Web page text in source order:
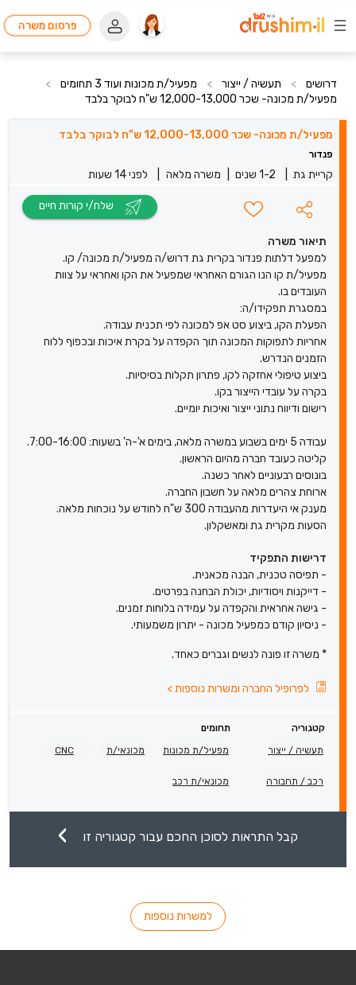
פרסום משרה
דרושים > תעשיה / ייצור > מפעיל/ת מכונות ועוד 3 תחומים
>
מפעיל/ת מכונה- שכר 12,000-13,000 ש"ח לבוקר בלבד
מפעיל/ת מכונה- שכר 12,000-13,000 ש"ח לבוקר בלבד
פנדור
קריית גת 1-2 שנים משרה מלאה לפני 14 שעות
תיאור משרה
למפעל דלתות פנדור בקרית גת דרוש/ה מפעיל/ת מכונה/ קו.
מפעיל/ת קו הנו הגורם האחראי שמפעיל את הקו ואחראי על צוות
העובדים בו.
במסגרת תפקידו/ה:
הפעלת הקו, ביצוע סט אפ למכונה לפי תכנית עבודה.
אחריות לתפוקות המכונה תוך הקפדה על בקרת איכות ובכפוף ללוח
הזמנים הנדרש.
ביצוע טיפולי אחזקה לקו, פתרון תקלות בסיסיות.
בקרה על עובדי הייצור בקו.
רישום ודיווח נתוני ייצור ואיכות יומיים.
עבודה 5 ימים בשבוע במשרה מלאה, בימים א'-ה' בשעות: 7:00-16:00.
קליטה כעובד חברה מהיום הראשון.
בונוסים רבעוניים לאחר כשנה.
ארוחת צהרים מלאה על חשבון החברה.
מענק אי היעדרות מהעבודה 300 ש"ח לחודש על נוכחות מלאה.
הסעות מקרית גת ומאשקלון.
דרישות התפקיד
- תפיסה טכנית, הבנה מכאנית.
- דייקנות ויסודיות, יכולת הבחנה בפרטים.
- גישה אחראית והקפדה על עמידה בלוחות זמנים.
- ניסיון קודם כמפעיל מכונה - יתרון משמעותי.
* משרה זו פונה לנשים וגברים כאחד.
לפרופיל החברה ומשרות נוספות>
קטגוריה
תחומים
תעשיה / ייצור
מפעיל/ת מכונות מכונאי/ת CNC
רכב / תחבורה מכונאי/ת רכב
קבל התראות לסוכן החכם עבור קטגוריה זו
למשרות נוספות